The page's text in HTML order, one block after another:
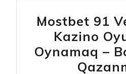
Mostbet 91
Kazino
Oynamaq –